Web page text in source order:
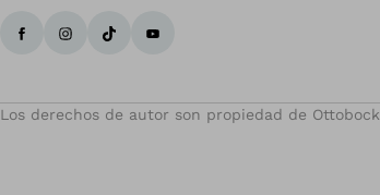
Los derechos de autor son propiedad de Ottobock